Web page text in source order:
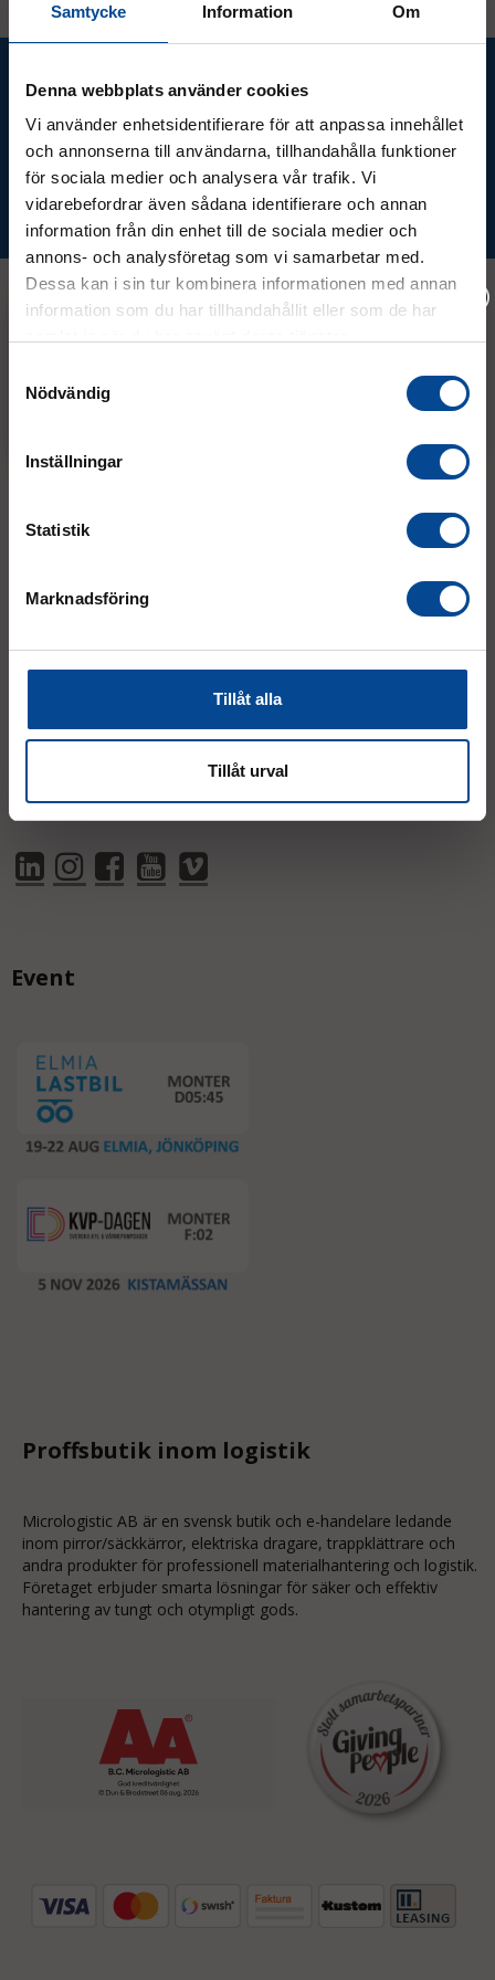
Samtycke Information Om
Denna webbplats använder cookies
Vi använder enhetsidentifierare för att anpassa innehållet
och annonserna till användarna, tillhandahålla funktioner
för sociala medier och analysera vår trafik. Vi
vidarebefordrar även sådana identifierare och annan
information från din enhet till de sociala medier och
annons- och analysföretag som vi samarbetar med.
Dessa kan i sin tur kombinera informationen med annan
information som du har tillhandahållit eller som de har
Nödvändig
Inställningar
Statistik
Marknadsföring
Tillåt alla
Tillåt urval
nyheter!
Prenumerera
Kontakt
info@micrologistic.com
187 66 Täby
AVVIKANDE ÖPPETTIDER
Event
Proffsbutik inom logistik
Micrologistic AB är en svensk butik och e-handelare ledande
inom pirror/säckkärror, elektriska dragare, trappklättrare och
andra produkter för professionell materialhantering och logistik.
Företaget erbjuder smarta lösningar för säker och effektiv
hantering av tungt och otympligt gods.